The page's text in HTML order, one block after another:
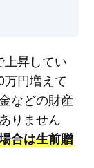
昇してい
円増えて
などの財産
りません
合は生前贈